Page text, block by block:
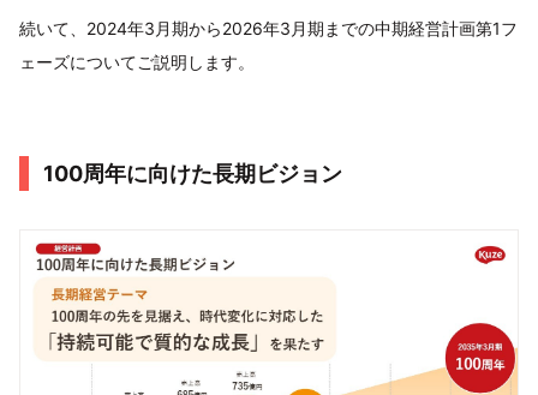
続いて、2024年3月期から2026年3月期までの中期経営計画第1フ
ェーズについてご説明します。
100周年に向けた⻑期ビジョン